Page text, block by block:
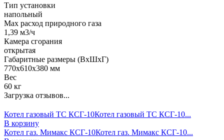
Тип установки
напольный
Max расход природного газа
1,39 м3/ч
Камера сгорания
открытая
Габаритные размеры (ВхШхГ)
770х610х380 мм
Вес
60 кг
Загрузка отзывов...
Котел газовый ТС КСГ-10Котел газовый ТС КСГ-10...
В корзину
Котел газ. Мимакс КСГ-10Котел газ. Мимакс КСГ-10...